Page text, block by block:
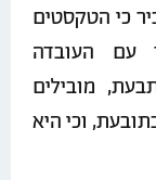
כי הטקסטים
עם העובדה
מובילים
וכי היא